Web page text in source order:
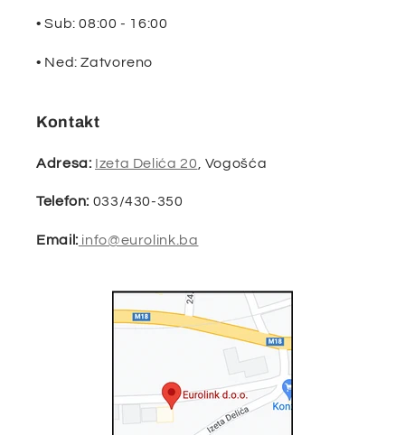
• Sub: 08:00 - 16:00
• Ned: Zatvoreno
Kontakt
Adresa: Izeta Delića 20 , Vogošća
Telefon: 033/430-350
Email: info@eurolink.ba